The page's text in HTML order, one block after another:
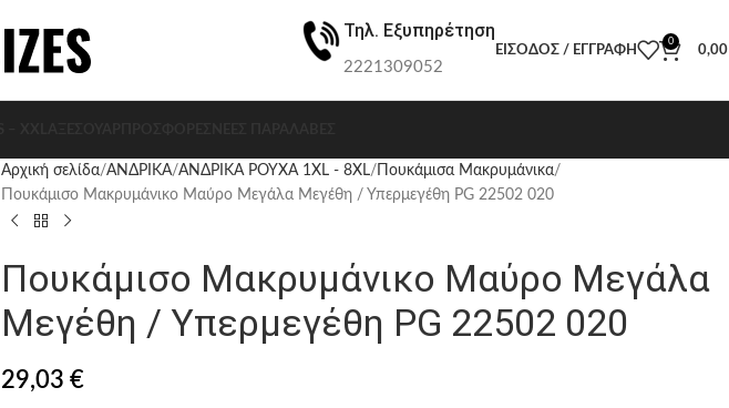
Τηλ. Εξυπηρέτηση
2221309052
ΕΊΣΟΔΟΣ / ΕΓΓΡΑΦΉ
0
Αρχική σελίδα ΑΝΔΡΙΚΑ ΑΝΔΡΙΚΑ ΡΟΥΧΑ 1XL - 8XL
Πουκάμισα Μακρυμάνικα
Πουκάμισο Μακρυμάνικο Μαύρο Μεγάλα Μεγέθη / Υπερμεγέθη PG 22502 020
Πουκάμισο Μακρυμάνικο Μαύρο Μεγάλα
Μεγέθη / Υπερμεγέθη PG 22502 020
29,03 €